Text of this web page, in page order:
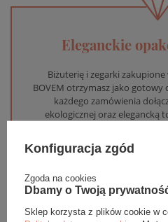
Eleganckie
Biżuterię i zegarki
BOVEM otrzymasz jako gotowy
każdego zamówienia
ekologicznej oraz elegancką
WYBIERZ
Konfiguracja zgód
Zgoda na cookies
Dbamy o Twoją
Sklep korzysta z plików cookie w